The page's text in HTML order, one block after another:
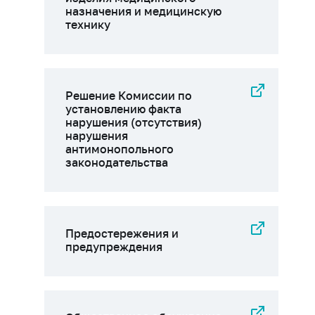
назначения и медицинскую
технику
Решение Комиссии по
установлению факта
нарушения (отсутствия)
нарушения
антимонопольного
законодательства
Предостережения и
предупреждения